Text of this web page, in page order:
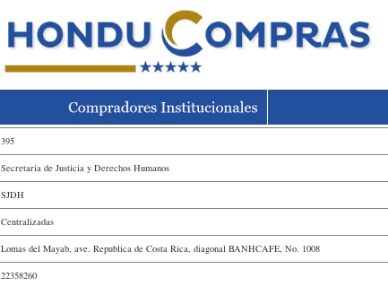
395
Secretaria de Justicia y Derechos Humanos
SJDH
Centralizadas
Lomas del Mayab, ave. Republica de Costa Rica, diagonal BANHCAFE, No. 1008
22358260